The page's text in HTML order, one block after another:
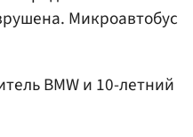
Микроавтобус
BMW и 10-летний